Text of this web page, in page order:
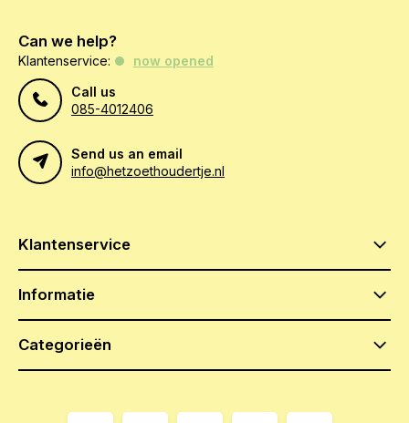
Can we help?
Klantenservice:
now opened
Call us
085-4012406
Send us an email
info@hetzoethoudertje.nl
Klantenservice
Informatie
Categorieën